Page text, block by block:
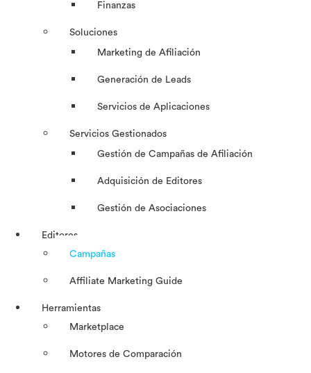
Finanzas
Soluciones
Marketing de Afiliación
Generación de Leads
Servicios de Aplicaciones
Servicios Gestionados
Gestión de Campañas de Afiliación
Adquisición de Editores
Gestión de Asociaciones
Editores
Campañas
Affiliate Marketing Guide
Herramientas
Marketplace
Motores de Comparación